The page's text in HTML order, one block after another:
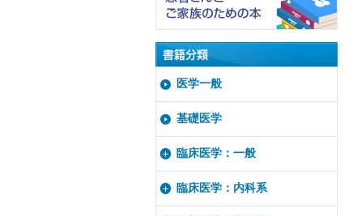
医学一般
基礎医学
臨床医学：一般
臨床医学：内科系